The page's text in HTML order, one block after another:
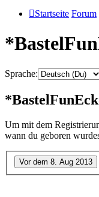
Startseite Forum
Sprache:
Um mit dem
wann du geboren